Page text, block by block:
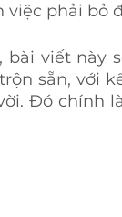
việc phải bỏ
viết này
sẵn, với
Đó chính